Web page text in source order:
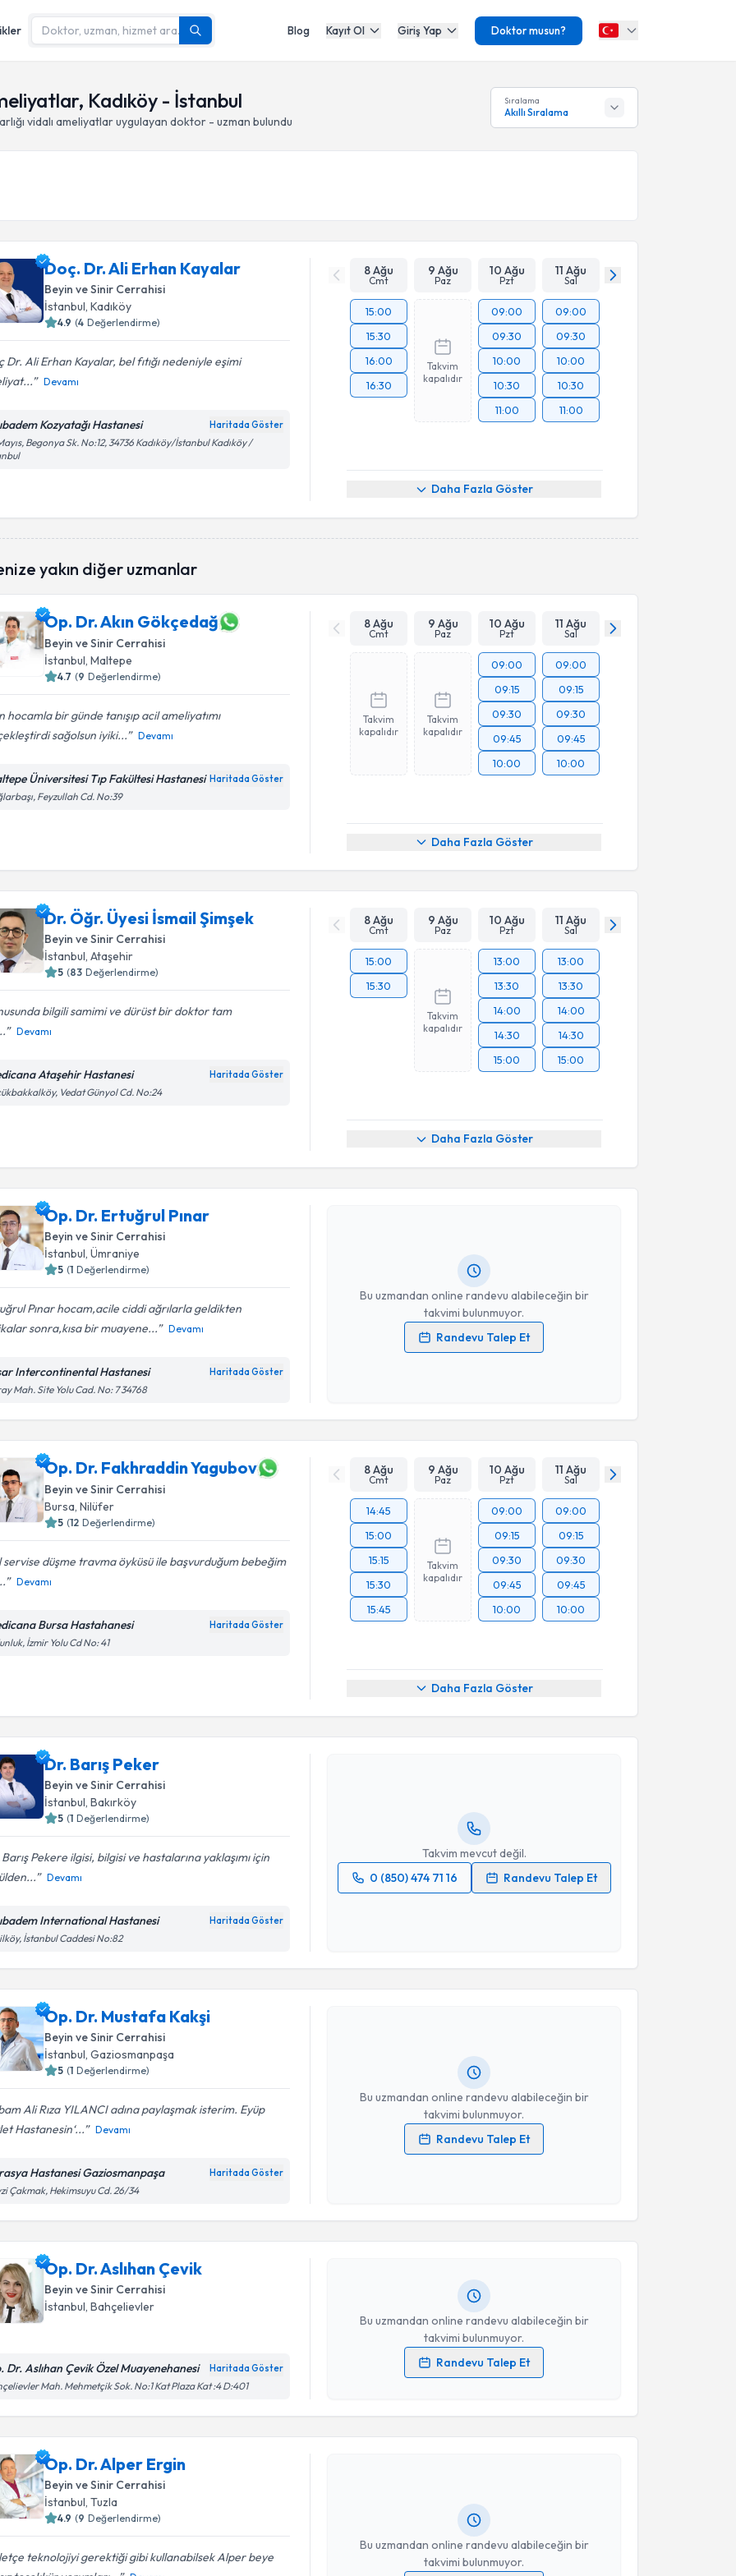
Blog Kayıt Ol Giriş Yap Doktor musun?
Kadıköy - İstanbul
vidalı ameliyatlaruygulayan doktor - uzman bulundu
Sıralama
Akıllı Sıralama
Doç. Dr. Ali Erhan Kayalar
Beyin ve Sinir Cerrahisi
İstanbul, Kadıköy
4.9 (4 Değerlendirme)
Dr. Ali Erhan Kayalar, bel fıtığı nedeniyle eşimi
Devamı
Kozyatağı Hastanesi Haritada Göster
Begonya Sk. No:12, 34736 Kadıköy/İstanbul Kadıköy /
8 Ağu
Cmt
9 Ağu
Paz
10 Ağu
Pzt
11 Ağu
Sal
15:00
15:30
16:00
16:30
Takvim
kapalıdır
09:00
09:30
10:00
10:30
11:00
09:00
09:30
10:00
10:30
11:00
Daha Fazla Göster
yakın diğer uzmanlar
Op. Dr. Akın Gökçedağ
Beyin ve Sinir Cerrahisi
İstanbul , Maltepe
4.7 (9 Değerlendirme)
hocamla bir günde tanışıp acil ameliyatımı
sağolsun iyiki...
Devamı
Üniversitesi Tıp Fakültesi Hastanesi Haritada Göster
Feyzullah Cd. No:39
8 Ağu
Cmt
9 Ağu
Paz
10 Ağu
Pzt
11 Ağu
Sal
Takvim
kapalıdır
Takvim
kapalıdır
09:00
09:15
09:30
09:45
10:00
09:00
09:15
09:30
09:45
10:00
Daha Fazla Göster
Dr. Öğr. Üyesi İsmail Şimşek
Beyin ve Sinir Cerrahisi
İstanbul, Ataşehir
5 (83 Değerlendirme)
bilgili samimi ve dürüst bir doktor tam
Devamı
Ataşehir Hastanesi Haritada Göster
Vedat Günyol Cd. No:24
8 Ağu
Cmt
9 Ağu
Paz
10 Ağu
Pzt
11 Ağu
Sal
15:00
15:30
Takvim
kapalıdır
13:00
13:30
14:00
14:30
15:00
13:00
13:30
14:00
14:30
15:00
Daha Fazla Göster
Op. Dr. Ertuğrul Pınar
Beyin ve Sinir Cerrahisi
İstanbul , Ümraniye
5 (1 Değerlendirme)
Pınar hocam,acile ciddi ağrılarla geldikten
sonra,kısa bir muayene...
Devamı
Intercontinental Hastanesi Haritada Göster
Mah. Site Yolu Cad. No: 7 34768
Bu uzmandan online randevu alabileceğin bir
takvimi bulunmuyor.
Randevu Talep Et
Randevu Takvimi Talebi
Op. Dr. Ertuğrul Pınar
Kişisel verilerimin işlenmesine ilişkinAydınlatma Metni
Takvim Talebini Gönder
Op. Dr. Fakhraddin Yagubov
Beyin ve Sinir Cerrahisi
Bursa , Nilüfer
5 (12 Değerlendirme)
servise düşme travma öyküsü ile başvurduğum bebeğim
Devamı
Bursa Hastahanesi Haritada Göster
İzmir Yolu Cd No: 41
8 Ağu
Cmt
9 Ağu
Paz
10 Ağu
Pzt
11 Ağu
Sal
14:45
15:00
15:15
15:30
15:45
Takvim
kapalıdır
09:00
09:15
09:30
09:45
10:00
09:00
09:15
09:30
09:45
10:00
Daha Fazla Göster
Dr. Barış Peker
Beyin ve Sinir Cerrahisi
İstanbul, Bakırköy
5 (1 Değerlendirme)
Pekere ilgisi, bilgisi ve hastalarına yaklaşımı için
Devamı
International Hastanesi Haritada Göster
İstanbul Caddesi No:82
Takvim mevcut değil.
0 (850) 474 71 16
Randevu Talep Et
Randevu Takvimi Talebi
Dr. Barış Peker
Takvim Talebini Gönder
Op. Dr. Mustafa Kakşi
Beyin ve Sinir Cerrahisi
İstanbul, Gaziosmanpaşa
5 (1 Değerlendirme)
Ali Rıza YILANCI adına paylaşmak isterim. Eyüp
Hastanesin‘...
Devamı
Hastanesi Gaziosmanpaşa Haritada Göster
Çakmak, Hekimsuyu Cd. 26/34
Bu uzmandan online randevu alabileceğin bir
takvimi bulunmuyor.
Randevu Talep Et
Randevu Takvimi Talebi
Op. Dr. Mustafa Kakşi
Kişisel verilerimin işlenmesine ilişkinAydınlatma Metni
Takvim Talebini Gönder
Op. Dr. Aslıhan Çevik
Beyin ve Sinir Cerrahisi
İstanbul, Bahçelievler
Dr. Aslıhan Çevik Özel Muayenehanesi Haritada Göster
Mah. Mehmetçik Sok. No:1 Kat Plaza Kat :4 D:401
Bu uzmandan online randevu alabileceğin bir
takvimi bulunmuyor.
Randevu Talep Et
Kişisel verilerimin işlenmesine ilişkinAydınlatma Metni
işlenmesini kabul ediyorum.
Op. Dr. Alper Ergin
Beyin ve Sinir Cerrahisi
İstanbul, Tuzla
4.9 (9 Değerlendirme)
teknolojiyi gerektiği gibi kullanabilsek Alper beye
Bu uzmandan online randevu alabileceğin bir
takvimi bulunmuyor.
Randevu Takvimi Talebi
Op. Dr. Alper Ergin